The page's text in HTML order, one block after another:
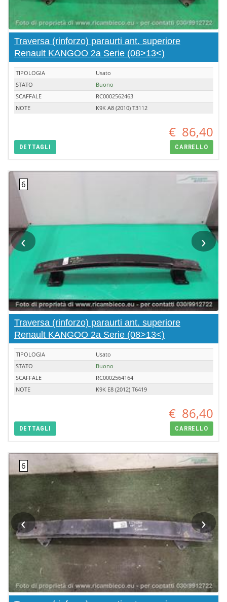
Traversa (rinforzo) paraurti ant. superiore
Renault KANGOO 2a Serie (08>13<)
TIPOLOGIA
Usato
STATO
Buono
SCAFFALE
RC0002562463
NOTE
K9K A8 (2010) T3112
€ 86,40
DETTAGLI CARRELLO
‹ ›
Traversa (rinforzo) paraurti ant. superiore
Renault KANGOO 2a Serie (08>13<)
TIPOLOGIA
Usato
STATO
Buono
SCAFFALE
RC0002564164
NOTE
K9K E8 (2012) T6419
€ 86,40
DETTAGLI CARRELLO
‹ ›